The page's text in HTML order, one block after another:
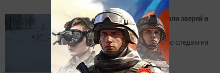
В Новошешминске посчитали зверей и
птиц
Диких животных считали по следам на
снегу.